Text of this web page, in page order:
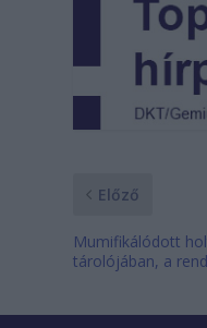
Előző
Mumifikálódott
tárolójában, a